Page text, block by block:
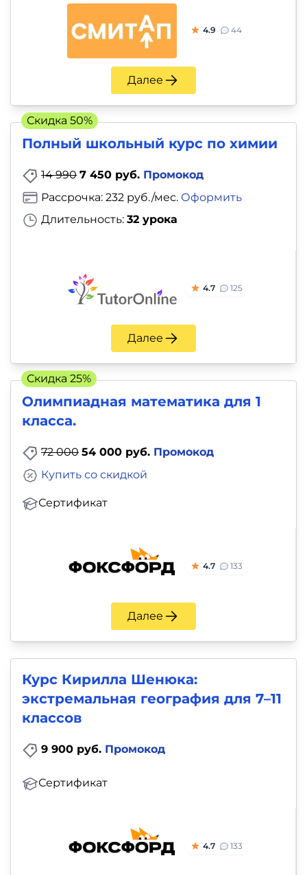
4.9 44
Далее
Полный школьный курс по химии
14 990 7 450 руб. Промокод
Длительность: 32 урока
Рассрочка: 232 руб./мес. Оформить
4.7 125
Далее
Скидка 50%
Олимпиадная математика для 1
класса.
72 000 54 000 руб. Промокод
Сертификат
Купить со скидкой
4.7 133
Далее
Скидка 25%
Курс Кирилла Шенюка:
экстремальная география для 7–11
классов
9 900 руб. Промокод
Сертификат
4.7 133